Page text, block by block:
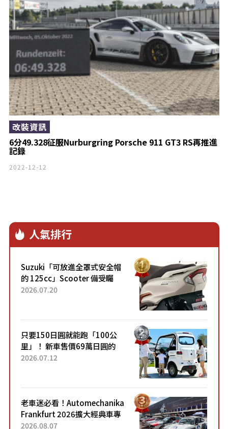
6分49.328征服Nurburgring Porsche 911 GT3 RS再推進
記錄
改裝資訊
2022-12-12
人氣排行
Suzuki「可放進全罩式安全帽
的 125cc」Scooter 備受矚
目！採用全新流線設計與各項
2026.07.20
只要150日圓就能跑「100公
里」！ 新車售價69萬日圓的
「3人座」Trike大受歡迎！ 順
2026.07.12
老車迷必看！Automechanika
Frankfurt 2026擴大經典車專
區 1954年珍稀古董車現場修復
2026.08.07